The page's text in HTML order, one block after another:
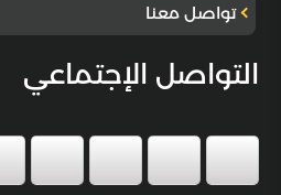
تواصل معنا
التواصل الإجتماعي